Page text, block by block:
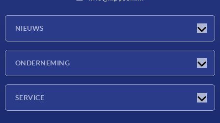
NIEUWS
ONDERNEMING
SERVICE